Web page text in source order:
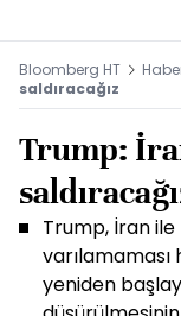
Bloomberg HT
saldıracağız
Trump:
Trump, İran ile
varılamaması
yeniden